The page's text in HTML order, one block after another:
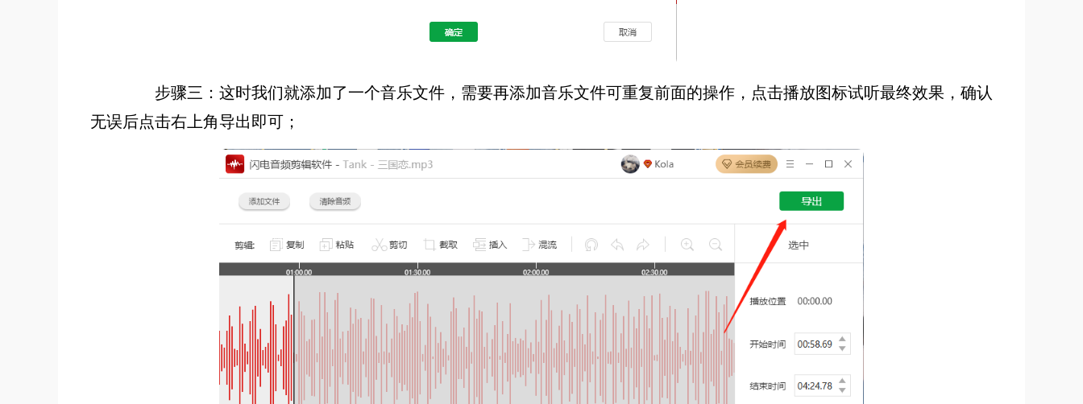
步骤三：这时我们就添加了一个音乐文件，需要再添加音乐文件可重复前面的操作，点击播放图标试听最终效果，确认
无误后点击右上角导出即可；